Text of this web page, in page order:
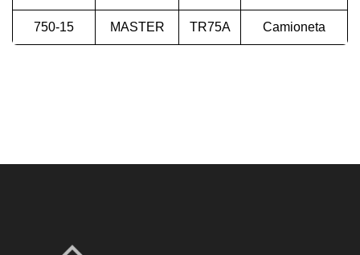
750-15 MASTER TR75A Camioneta